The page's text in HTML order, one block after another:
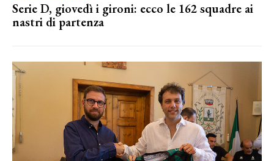
Serie D, giovedì i gironi: ecco le 162 squadre ai
nastri di partenza